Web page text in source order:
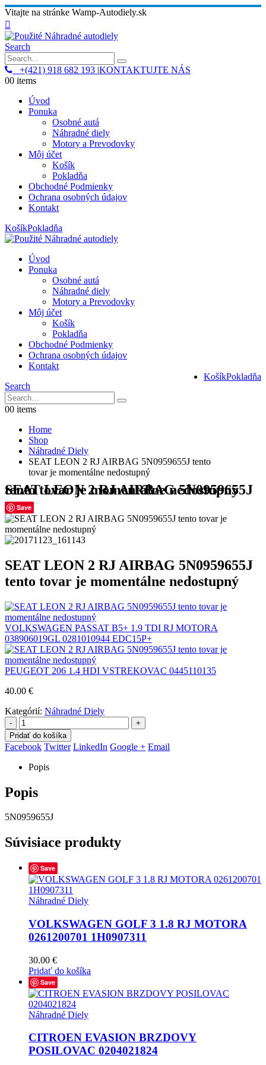
Vitajte na stránke Wamp-Autodiely.sk
Search
+(421) 918 682 193 |KONTAKTUJTE NÁS
00 items
Úvod
Ponuka
Osobné autá
Náhradné diely
Motory a Prevodovky
Môj účet
Košík
Pokladňa
Obchodné Podmienky
Ochrana osobných údajov
Kontakt
KošíkPokladňa
Úvod
Ponuka
Osobné autá
Náhradné diely
Motory a Prevodovky
Môj účet
Košík
Pokladňa
Obchodné Podmienky
Ochrana osobných údajov
Kontakt
KošíkPokladňa
Search
00 items
Home
Shop
Náhradné Diely
SEAT LEON 2 RJ AIRBAG 5N0959655J tento
tovar je momentálne nedostupný
SEAT LEON 2 RJ AIRBAG 5N0959655J tento tovar je momentálne nedostupný
Save
SEAT LEON 2 RJ AIRBAG 5N0959655J
tento tovar je momentálne nedostupný
VOLKSWAGEN PASSAT B5+ 1.9 TDI RJ MOTORA
038906019GL 0281010944 EDC15P+
PEUGEOT 206 1.4 HDI VSTREKOVAC 0445110135
40.00 €
Kategórií: Náhradné Diely
-
+
Pridať do košíka
Facebook Twitter LinkedIn Google + Email
Popis
Popis
5N0959655J
Súvisiace produkty
Save
Náhradné Diely
VOLKSWAGEN GOLF 3 1.8 RJ MOTORA
0261200701 1H0907311
30.00 €
Pridať do košíka
Save
Náhradné Diely
CITROEN EVASION BRZDOVY
POSILOVAC 0204021824